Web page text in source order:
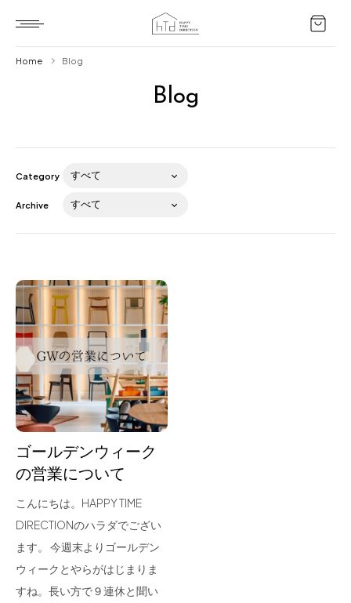
Blog
About us
for Business
Recruit
Contact
Blog
Home Blog
Category
Archive
ゴールデンウィーク
の営業について
こんにちは。HAPPY TIME
DIRECTIONのハラダでござい
ます。 今週末よりゴールデン
ウィークとやらがはじまりま
すね。長い方で９連休と聞い